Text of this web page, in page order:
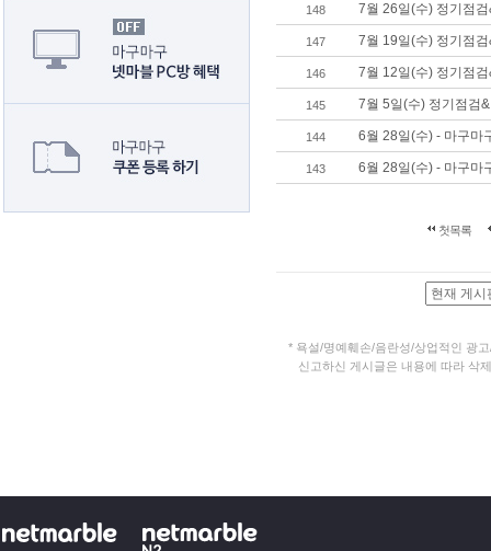
148 7월 26일(수) 정기점
147 7월 19일(수) 정기점
146 7월 12일(수) 정기점
145 7월 5일(수) 정기점검
144 6월 28일(수) - 마구마
143 6월 28일(수) - 마구마
첫목록
* 욕설/명예훼손/음란성/상업적인 광
신고하신 게시글은 내용에 따라 삭